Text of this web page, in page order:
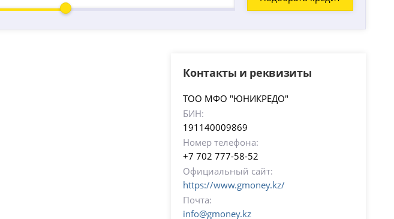
Контакты и реквизиты
ТОО МФО "ЮНИКРЕДО"
БИН:
191140009869
Номер телефона:
+7 702 777-58-52
Официальный сайт:
https://www.gmoney.kz/
Почта:
info@gmoney.kz